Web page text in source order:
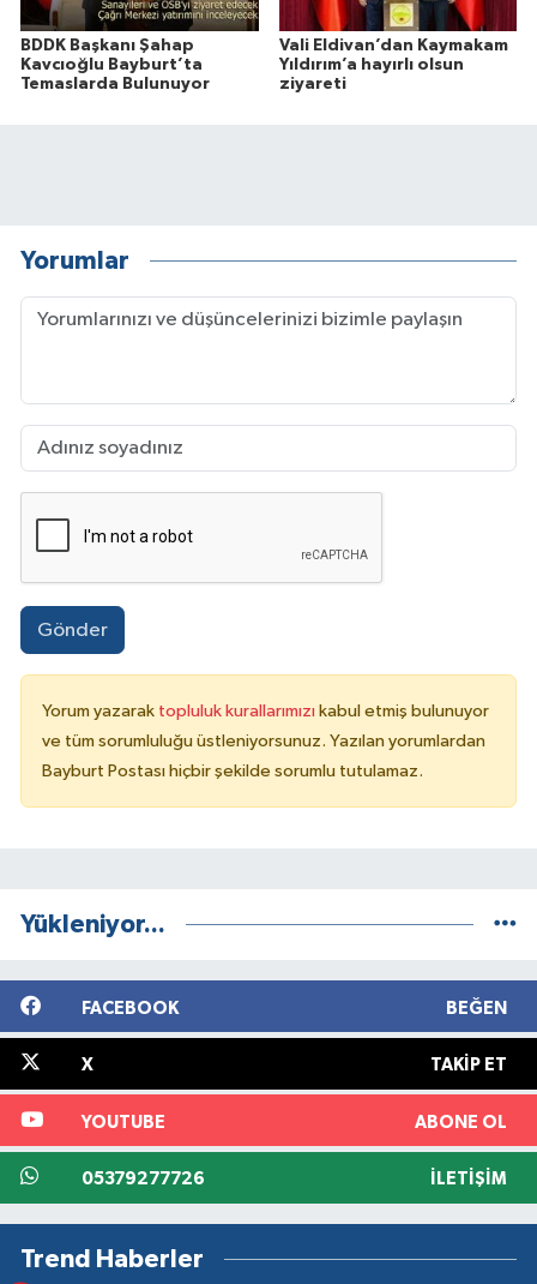
BDDK Başkanı Şahap
Kavcıoğlu Bayburt’ta
Temaslarda Bulunuyor
Vali Eldivan’dan Kaymakam
Yıldırım’a hayırlı olsun
ziyareti
Yorumlar
Gönder
Yorum yazarak topluluk kurallarımızı kabul etmiş bulunuyor
ve tüm sorumluluğu üstleniyorsunuz. Yazılan yorumlardan
Bayburt Postası hiçbir şekilde sorumlu tutulamaz.
Yükleniyor...
FACEBOOK BEĞEN
X TAKIP ET
YOUTUBE ABONE OL
05379277726 İLETIŞIM
Trend Haberler